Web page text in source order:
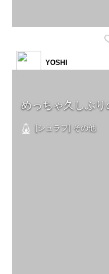
めっちゃ久しぶり
[シュラフ] その他
YOSHI